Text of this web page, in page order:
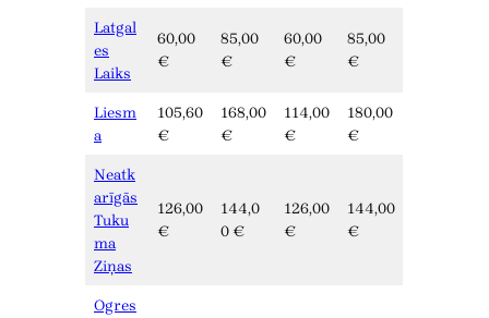
Latgal
es
Laiks
60,00
€
85,00
€
60,00
€
85,00
€
Liesm
a
105,60
€
168,00
€
114,00
€
180,00
€
Neatk
arīgās
Tuku
ma
Ziņas
126,00
€
144,0
0 €
126,00
€
144,00
€
Ogres